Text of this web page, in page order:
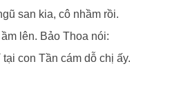
san kia, cô nhầm rồi.
lên. Bảo Thoa nói:
con Tần cám dỗ chị ấy.